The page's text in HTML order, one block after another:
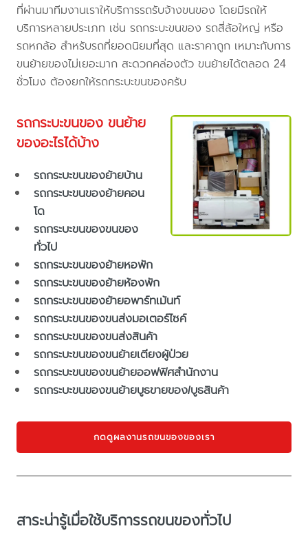
ที่ผ่านมาทีมงานเราให้บริการรถรับจ้างขนของ โดยมีรถให้
บริการหลายประเภท เช่น รถกระบะขนของ รถสี่ล้อใหญ่ หรือ
รถหกล้อ สำหรับรถที่ยอดนิยมที่สุด และราคาถูก เหมาะกับการ
ขนย้ายของไม่เยอะมาก สะดวกคล่องตัว ขนย้ายได้ตลอด 24
ชั่วโมง ต้องยกให้รถกระบะขนของครับ
รถกระบะขนของ ขนย้าย
ของอะไรได้บ้าง
รถกระบะขนของย้ายบ้าน
รถกระบะขนของย้ายคอน
โด
รถกระบะขนของขนของ
ทั่วไป
รถกระบะขนของย้ายหอพัก
รถกระบะขนของย้ายห้องพัก
รถกระบะขนของย้ายอพาร์ทเม้นท์
รถกระบะขนของขนส่งมอเตอร์ไซค์
รถกระบะขนของขนส่งสินค้า
รถกระบะขนของขนย้ายเตียงผู้ป่วย
รถกระบะขนของขนย้ายออฟฟิศสำนักงาน
รถกระบะขนของขนย้ายบูธขายของ/บูธสินค้า
กดดูผลงานรถขนของของเรา
สาระน่ารู้เมื่อใช้บริการรถขนของทั่วไป